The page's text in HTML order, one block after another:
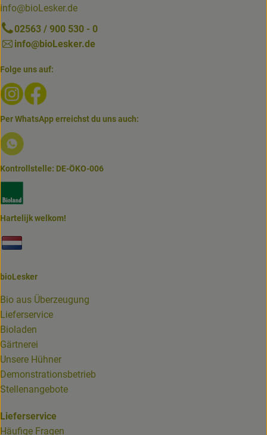
info@bioLesker.de
02563 / 900 530 - 0
info@bioLesker.de
Folge uns auf:
Externer Link zu https://www.instagram.com/biolesker/
Per WhatsApp erreichst du uns auch:
Externer Link zu https://www.biolesker.de/lieferservice/
Kontrollstelle: DE-ÖKO-006
Hartelijk welkom!
bioLesker
Bio aus Überzeugung
Lieferservice
Bioladen
Gärtnerei
Unsere Hühner
Demonstrationsbetrieb
Stellenangebote
Lieferservice
Häufige Fragen